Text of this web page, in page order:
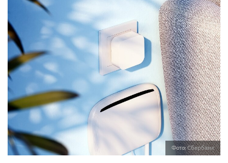
Фото:Сбербанк